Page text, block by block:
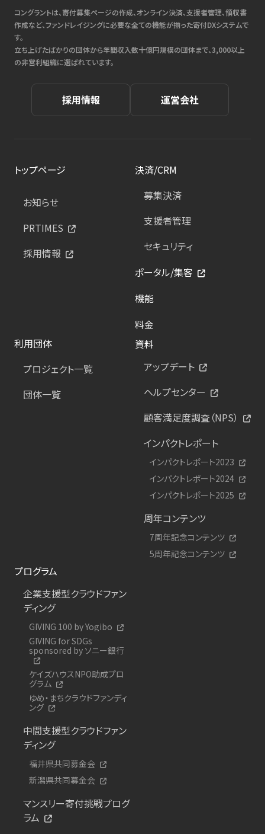
コングラントは、寄付募集ページの作成、オンライン決済、支援者管理、領収書
作成など、ファンドレイジングに必要な全ての機能が揃った寄付DXシステムで
す。
立ち上げたばかりの団体から年間収入数十億円規模の団体まで、3,000以上
の非営利組織に選ばれています。
採用情報 運営会社
トップページ
お知らせ
PRTIMES
採用情報
決済/CRM
募集決済
支援者管理
セキュリティ
ポータル/集客
機能
料金
利用団体
プロジェクト一覧
団体一覧
資料
アップデート
ヘルプセンター
顧客満足度調査（NPS）
インパクトレポート
インパクトレポート2023
インパクトレポート2024
インパクトレポート2025
周年コンテンツ
7周年記念コンテンツ
5周年記念コンテンツ
プログラム
企業支援型クラウドファン
ディング
GIVING 100 by Yogibo
GIVING for SDGs
sponsored by ソニー銀行
ケイズハウスNPO助成プロ
グラム
ゆめ・まちクラウドファンディ
ング
中間支援型クラウドファン
ディング
福井県共同募金会
新潟県共同募金会
マンスリー寄付挑戦プログ
ラム